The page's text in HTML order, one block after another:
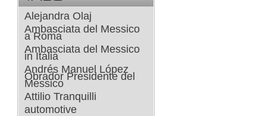
Alejandra Olaj
Ambasciata del Messico
a Roma
Ambasciata del Messico
in Italia
Andrés Manuel López
Obrador Presidente del
Messico
Attilio Tranquilli
automotive